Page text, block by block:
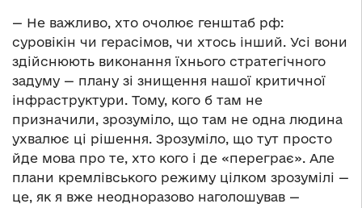
— Не важливо, хто очолює генштаб рф:
суровікін чи герасімов, чи хтось інший. Усі вони
здійснюють виконання їхнього стратегічного
задуму — плану зі знищення нашої критичної
інфраструктури. Тому, кого б там не
призначили, зрозуміло, що там не одна людина
ухвалює ці рішення. Зрозуміло, що тут просто
йде мова про те, хто кого і де «переграє». Але
плани кремлівського режиму цілком зрозумілі —
це, як я вже неодноразово наголошував —